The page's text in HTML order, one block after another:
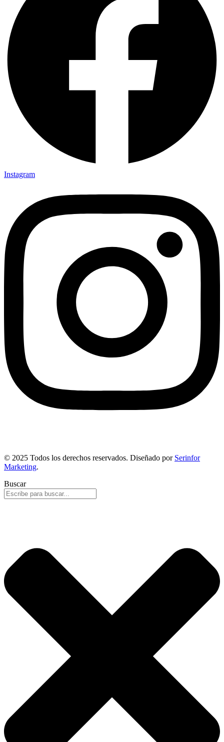
Instagram
© 2025 Todos los derechos reservados. Diseñado por Serinfor
Marketing.
Buscar